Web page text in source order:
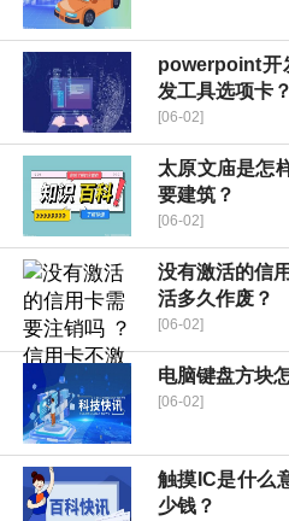
powerpoint开
发工具选项卡？
[06-02]
太原文庙是怎
要建筑？
[06-02]
没有激活的信
活多久作废？
[06-02]
电脑键盘方块
[06-02]
触摸IC是什么
少钱？